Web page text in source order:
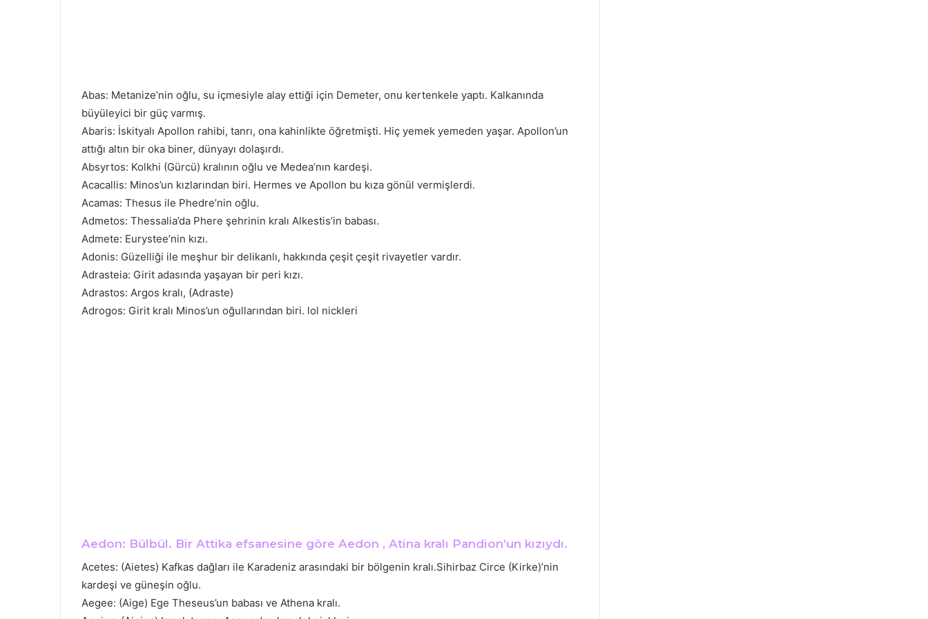
Abas: Metanize’nin oğlu, su içmesiyle alay ettiği için Demeter, onu kertenkele yaptı. Kalkanında
büyüleyici bir güç varmış.
Abaris: İskityalı Apollon rahibi, tanrı, ona kahinlikte öğretmişti. Hiç yemek yemeden yaşar. Apollon’un
attığı altın bir oka biner, dünyayı dolaşırdı.
Absyrtos: Kolkhi (Gürcü) kralının oğlu ve Medea’nın kardeşi.
Acacallis: Minos’un kızlarından biri. Hermes ve Apollon bu kıza gönül vermişlerdi.
Acamas: Thesus ile Phedre’nin oğlu.
Admetos: Thessalia’da Phere şehrinin kralı Alkestis’in babası.
Admete: Eurystee’nin kızı.
Adonis: Güzelliği ile meşhur bir delikanlı, hakkında çeşit çeşit rivayetler vardır.
Adrasteia: Girit adasında yaşayan bir peri kızı.
Adrastos: Argos kralı, (Adraste)
Adrogos: Girit kralı Minos’un oğullarından biri. lol nickleri
Aedon: Bülbül. Bir Attika efsanesine göre Aedon , Atina kralı Pandion’un kızıydı.
Acetes: (Aietes) Kafkas dağları ile Karadeniz arasındaki bir bölgenin kralı.Sihirbaz Circe (Kirke)’nin
kardeşi ve güneşin oğlu.
Aegee: (Aige) Ege Theseus’un babası ve Athena kralı.